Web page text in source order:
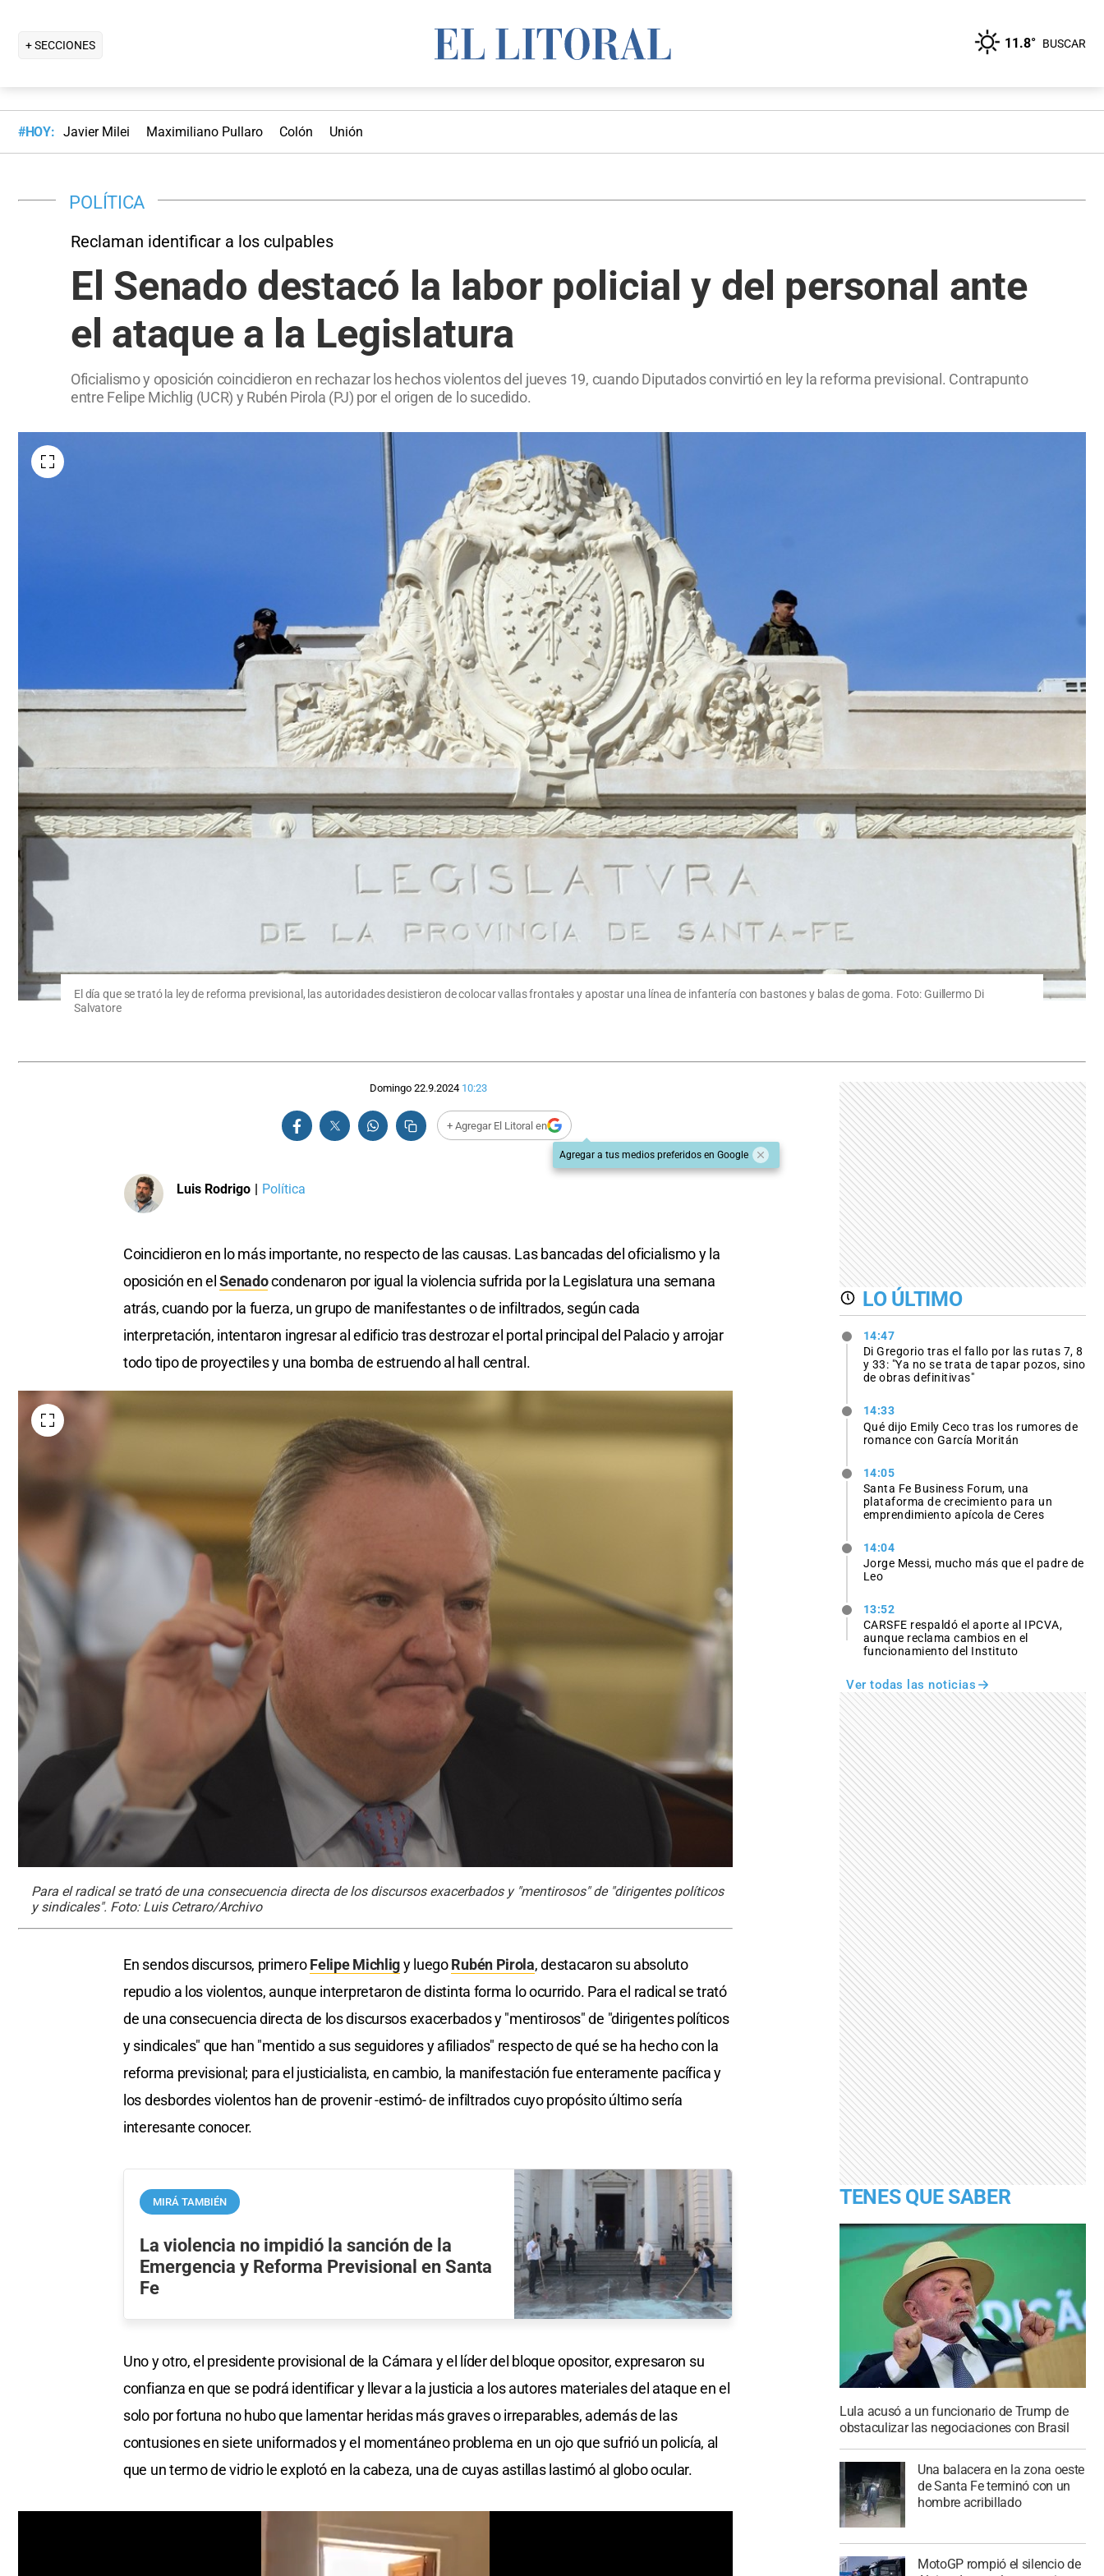
+ SECCIONES 11.8° BUSCAR
#HOY: Javier Milei Maximiliano Pullaro Colón Unión
POLÍTICA
Reclaman identificar a los culpables
El Senado destacó la labor policial y del personal ante
el ataque a la Legislatura
Oficialismo y oposición coincidieron en rechazar los hechos violentos del jueves 19, cuando Diputados convirtió en ley la reforma previsional. Contrapunto
entre Felipe Michlig (UCR) y Rubén Pirola (PJ) por el origen de lo sucedido.
El día que se trató la ley de reforma previsional, las autoridades desistieron de colocar vallas frontales y apostar una línea de infantería con bastones y balas de goma. Foto: Guillermo Di
Salvatore
Domingo 22.9.2024 10:23
+ Agregar El Litoral en
Agregar a tus medios preferidos en Google
Luis Rodrigo | Política
Coincidieron en lo más importante, no respecto de las causas. Las bancadas del oficialismo y la
oposición en elSenadocondenaron por igual la violencia sufrida por la Legislatura una semana
atrás, cuando por la fuerza, un grupo de manifestantes o de infiltrados, según cada
interpretación, intentaron ingresar al edificio tras destrozar el portal principal del Palacio y arrojar
todo tipo de proyectiles y una bomba de estruendo al hall central.
Para el radical se trató de una consecuencia directa de los discursos exacerbados y "mentirosos" de "dirigentes políticos
y sindicales". Foto: Luis Cetraro/Archivo
En sendos discursos, primeroFelipe Michligy luegoRubén Pirola, destacaron su absoluto
repudio a los violentos, aunque interpretaron de distinta forma lo ocurrido. Para el radical se trató
de una consecuencia directa de los discursos exacerbados y "mentirosos" de "dirigentes políticos
y sindicales" que han "mentido a sus seguidores y afiliados" respecto de qué se ha hecho con la
reforma previsional; para el justicialista, en cambio, la manifestación fue enteramente pacífica y
los desbordes violentos han de provenir -estimó- de infiltrados cuyo propósito último sería
interesante conocer.
MIRÁ TAMBIÉN
La violencia no impidió la sanción de la
Emergencia y Reforma Previsional en Santa
Fe
Uno y otro, el presidente provisional de la Cámara y el líder del bloque opositor, expresaron su
confianza en que se podrá identificar y llevar a la justicia a los autores materiales del ataque en el
solo por fortuna no hubo que lamentar heridas más graves o irreparables, además de las
contusiones en siete uniformados y el momentáneo problema en un ojo que sufrió un policía, al
que un termo de vidrio le explotó en la cabeza, una de cuyas astillas lastimó al globo ocular.
LO ÚLTIMO
14:47
Di Gregorio tras el fallo por las rutas 7, 8
y 33: "Ya no se trata de tapar pozos, sino
de obras definitivas"
14:33
Qué dijo Emily Ceco tras los rumores de
romance con García Moritán
14:05
Santa Fe Business Forum, una
plataforma de crecimiento para un
emprendimiento apícola de Ceres
14:04
Jorge Messi, mucho más que el padre de
Leo
13:52
CARSFE respaldó el aporte al IPCVA,
aunque reclama cambios en el
funcionamiento del Instituto
Ver todas las noticias
TENES QUE SABER
Lula acusó a un funcionario de Trump de
obstaculizar las negociaciones con Brasil
Una balacera en la zona oeste
de Santa Fe terminó con un
hombre acribillado
MotoGP rompió el silencio de